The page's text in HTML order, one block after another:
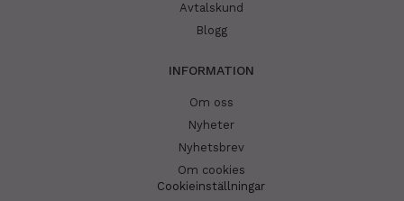
Avtalskund
Blogg
INFORMATION
Om oss
Nyheter
Nyhetsbrev
Om cookies
Cookieinställningar